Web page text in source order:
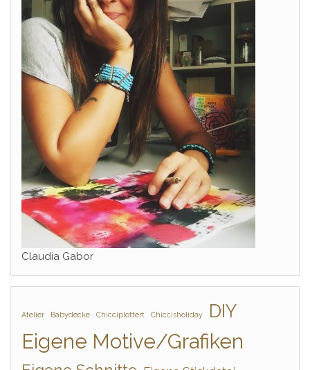
Claudia Gabor
Atelier Babydecke Chicciplottert Chiccisholiday DIY
Eigene Motive/Grafiken